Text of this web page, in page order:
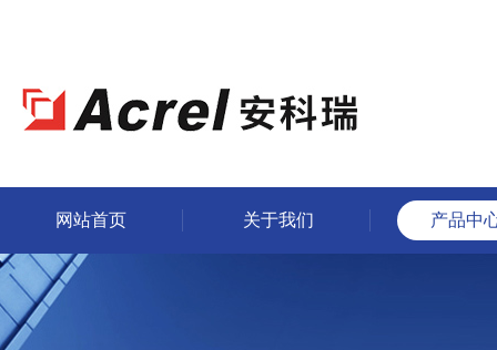
网站首页 关于我们 产品中